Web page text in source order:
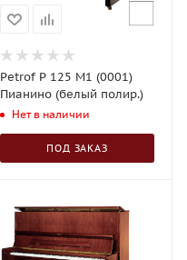
Petrof P 125 M1 (0001)
Пианино (белый полир.)
Нет в наличии
ПОД ЗАКАЗ